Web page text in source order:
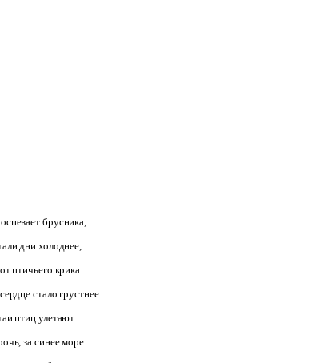
оспевает брусника,
дни холоднее,
птичьего крика
стало грустнее.
птиц улетают
за синее море.